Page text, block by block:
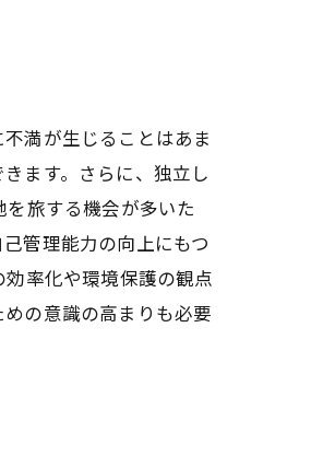
満が生じることはあま
ます。さらに、独立し
旅する機会が多いた
管理能力の向上にもつ
率化や環境保護の観点
の意識の高まりも必要